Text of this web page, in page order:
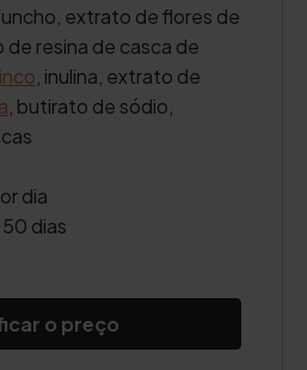
extrato de flores de
resina de casca de
, inulina, extrato de
, butirato de sódio,
dia
50 dias
o preço